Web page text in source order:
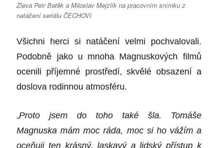
Zleva Petr Batěk a Miloslav Mejzlík na pracovním snímku z
natáčení seriálu ČECHOVI
Všichni herci si natáčení velmi pochvalovali.
Podobně jako u mnoha Magnuskových filmů
ocenili příjemné prostředí, skvělé obsazení a
doslova rodinnou atmosféru.
„Proto jsem do toho také šla. Tomáše
Magnuska mám moc ráda, moc si ho vážím a
oceňuji ten krásný, laskavý a lidský přístup k